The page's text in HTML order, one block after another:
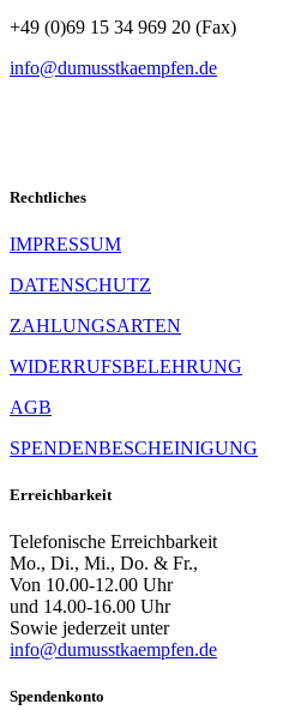
+49 (0)69 15 34 969 20 (Fax)
info@dumusstkaempfen.de
Rechtliches
IMPRESSUM
DATENSCHUTZ
ZAHLUNGSARTEN
WIDERRUFSBELEHRUNG
AGB
SPENDENBESCHEINIGUNG
Erreichbarkeit
Telefonische Erreichbarkeit
Mo., Di., Mi., Do. & Fr.,
Von 10.00-12.00 Uhr
und 14.00-16.00 Uhr
Sowie jederzeit unter
info@dumusstkaempfen.de
Spendenkonto